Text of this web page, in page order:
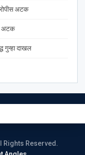
अटक
अटक
गुन्हा दाखल
Rights Reserved.